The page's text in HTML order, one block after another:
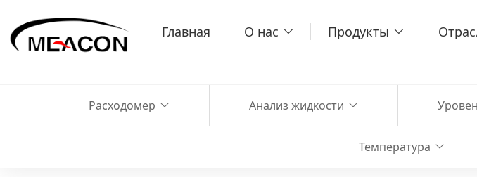
Главная О нас Продукты
Расходомер Анализ жидкости
Температура